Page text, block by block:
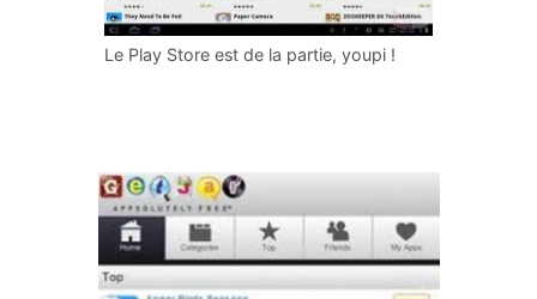
Le Play Store est de la partie, youpi !